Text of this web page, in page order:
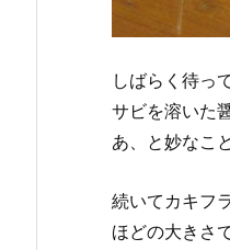
しばらく待っ
サビを溶いた
あ、と妙なこ
続いてカキフ
ほどの大きさ